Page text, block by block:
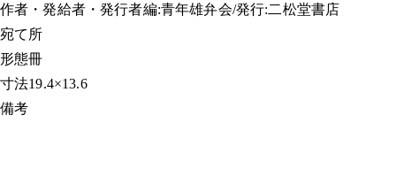
作者・発給者・発行者編:青年雄弁会/発行:二松堂書店
宛て所
形態冊
寸法19.4×13.6
備考